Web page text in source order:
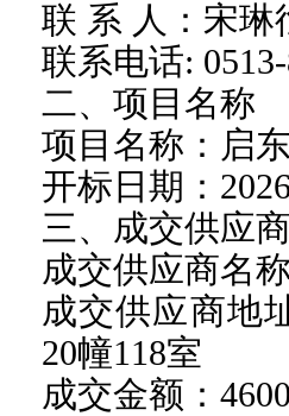
联 系 人：宋琳
联系电话:
二、项目名称
项目名称：启
开标日期：
三、成交供应
成交供应商名
成交供应商地
20幢118室
成交金额：